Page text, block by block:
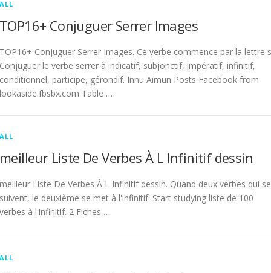
ALL
TOP16+ Conjuguer Serrer Images
TOP16+ Conjuguer Serrer Images. Ce verbe commence par la lettre
Conjuguer le verbe serrer à indicatif, subjonctif, impératif, infinitif,
conditionnel, participe, gérondif. Innu Aimun Posts Facebook from
lookaside.fbsbx.com Table …
ALL
meilleur Liste De Verbes À L Infinitif dessin
meilleur Liste De Verbes À L Infinitif dessin. Quand deux verbes qui se
suivent, le deuxième se met à l'infinitif. Start studying liste de 100
verbes à l'infinitif. 2 Fiches …
ALL